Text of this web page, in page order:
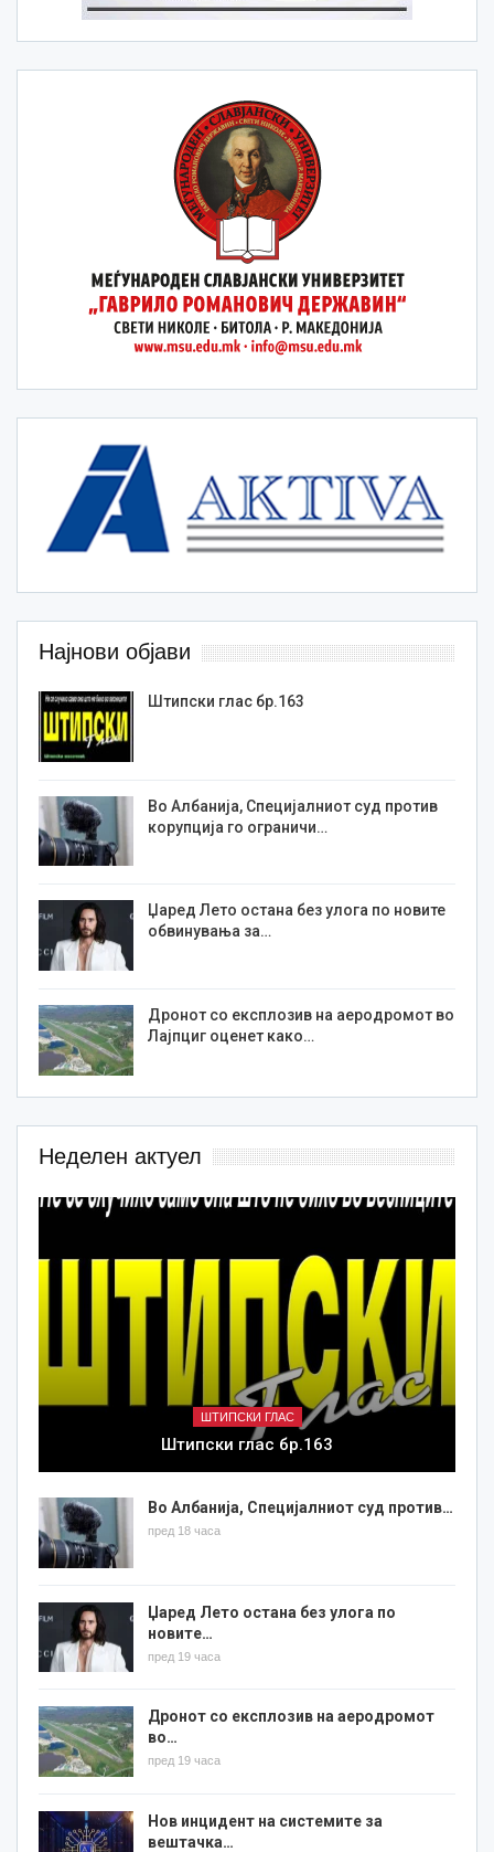
Најнови објави
Штипски глас бр.163
Во Албанија, Специјалниот суд против
корупција го ограничи…
Џаред Лето остана без улога по новите
обвинувања за…
Дронот со експлозив на аеродромот во
Лајпциг оценет како…
Неделен актуел
ШТИПСКИ ГЛАС
Штипски глас бр.163
Во Албанија, Специјалниот суд против…
пред 18 часа
Џаред Лето остана без улога по
новите…
пред 19 часа
Дронот со експлозив на аеродромот
во…
пред 19 часа
Нов инцидент на системите за
вештачка…